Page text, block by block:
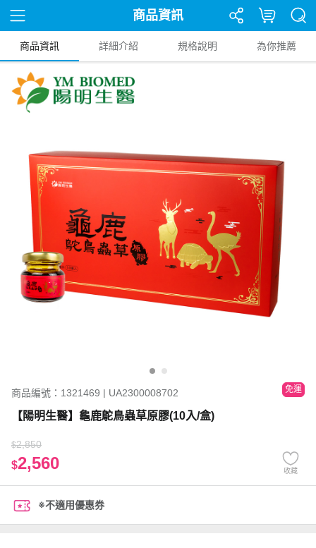
商品資訊
商品資訊 詳細介紹 規格說明 為你推薦
商品編號：1321469 | UA2300008702 免運
【陽明生醫】龜鹿鴕鳥蟲草原膠(10入/盒)
$2,850
$2,560 收藏
※不適用優惠券